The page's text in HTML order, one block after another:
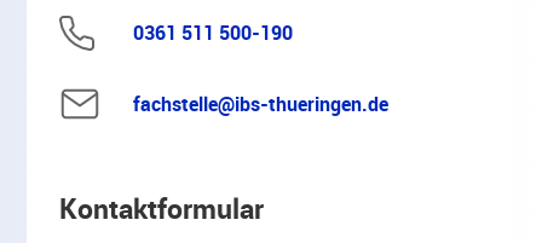
0361 511 500-190
fachstelle@ibs-thueringen.de
Kontaktformular